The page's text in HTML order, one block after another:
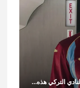
التركي هذه…